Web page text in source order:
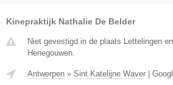
Kinepraktijk Nathalie De Belder
Niet gevestigd in de plaats Lettelingen
Henegouwen.
Antwerpen » Sint Katelijne Waver |